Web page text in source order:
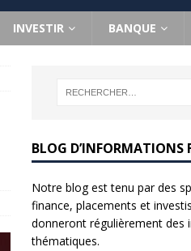
INVESTIR BANQUE
BLOG D’INFORMATIONS
Notre blog est tenu par des
finance, placements et
donneront régulièrement des
thématiques.